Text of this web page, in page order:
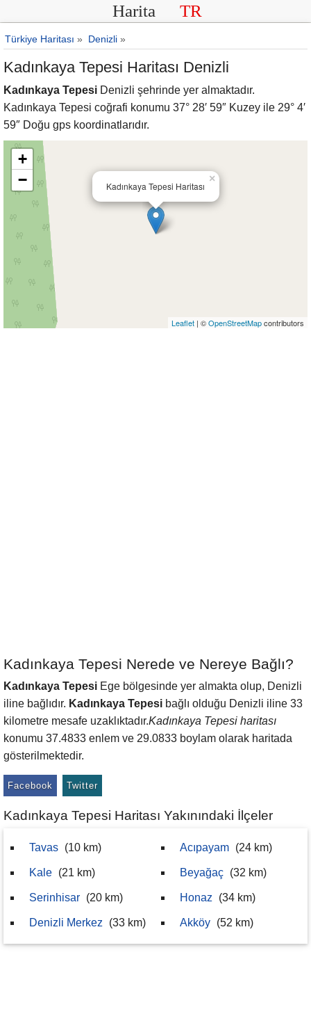
Harita TR
Türkiye Haritası » Denizli »
Kadınkaya Tepesi Haritası Denizli
Kadınkaya Tepesi Denizli şehrinde yer almaktadır.
Kadınkaya Tepesi coğrafi konumu 37° 28′ 59″ Kuzey ile 29° 4′
59″ Doğu gps koordinatlarıdır.
Kadınkaya Tepesi Haritası
×
+
−
Leaflet | ©OpenStreetMapcontributors
Kadınkaya Tepesi Nerede ve Nereye Bağlı?
Kadınkaya Tepesi Ege bölgesinde yer almakta olup, Denizli
iline bağlıdır. Kadınkaya Tepesi bağlı olduğu Denizli iline 33
kilometre mesafe uzaklıktadır.Kadınkaya Tepesi haritası
konumu 37.4833 enlem ve 29.0833 boylam olarak haritada
gösterilmektedir.
Facebook Twitter
Kadınkaya Tepesi Haritası Yakınındaki İlçeler
Tavas (10 km)
Kale (21 km)
Serinhisar (20 km)
Denizli Merkez (33 km)
Acıpayam (24 km)
Beyağaç (32 km)
Honaz (34 km)
Akköy (52 km)